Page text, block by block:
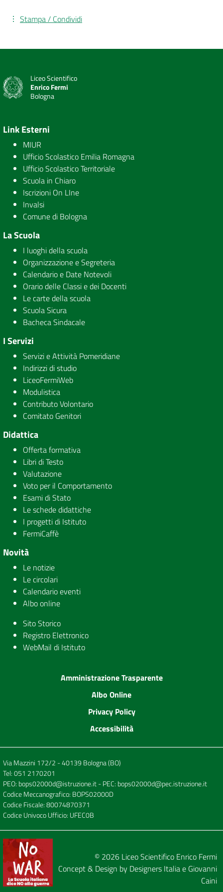
Stampa / Condividi
Liceo Scientifico
Enrico Fermi
Bologna
Link Esterni
MIUR
Ufficio Scolastico Emilia Romagna
Ufficio Scolastico Territoriale
Scuola in Chiaro
Iscrizioni On LIne
Invalsi
Comune di Bologna
La Scuola
I luoghi della scuola
Organizzazione e Segreteria
Calendario e Date Notevoli
Orario delle Classi e dei Docenti
Le carte della scuola
Scuola Sicura
Bacheca Sindacale
I Servizi
Servizi e Attività Pomeridiane
Indirizzi di studio
LiceoFermiWeb
Modulistica
Contributo Volontario
Comitato Genitori
Didattica
Offerta formativa
Libri di Testo
Valutazione
Voto per il Comportamento
Esami di Stato
Le schede didattiche
I progetti di Istituto
FermiCaffè
Novità
Le notizie
Le circolari
Calendario eventi
Albo online
Sito Storico
Registro Elettronico
WebMail di Istituto
Amministrazione Trasparente
Albo Online
Privacy Policy
Accessibilità
Via Mazzini 172/2 - 40139 Bologna (BO)
Tel:051 2170201
PEO: bops02000d@istruzione.it- PEC: bops02000d@pec.istruzione.it
Codice Meccanografico: BOPS02000D
Codice Fiscale: 80074870371
Codice Univoco Ufficio: UFEC0B
© 2026 Liceo Scientifico Enrico Fermi
Concept & Design by Designers Italiae Giovanni
Caini